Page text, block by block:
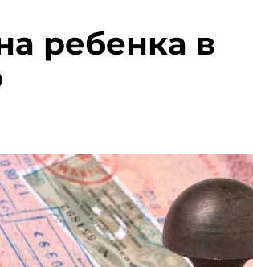
ребенка в